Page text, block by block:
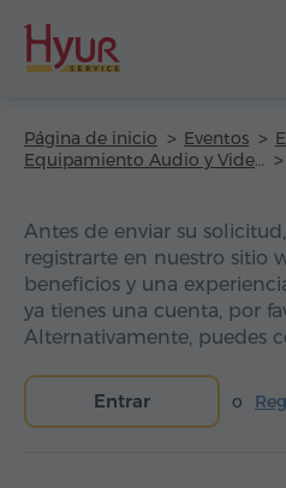
Página de inicio Eventos
Equipamiento Audio y Video
Antes de enviar su
registrarte en nuestro sitio
beneficios y una
ya tienes una cuenta, por
Alternativamente, puedes
Entrar o